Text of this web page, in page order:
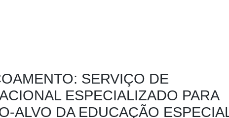
SERVIÇO DE
ESPECIALIZADO PARA
ALVO DA EDUCAÇÃO